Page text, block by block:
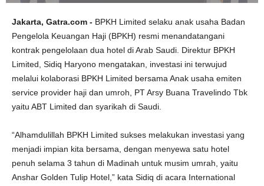
Jakarta, Gatra.com - BPKH Limited selaku anak usaha Badan
Pengelola Keuangan Haji (BPKH) resmi menandatangani
kontrak pengelolaan dua hotel di Arab Saudi. Direktur BPKH
Limited, Sidiq Haryono mengatakan, investasi ini terwujud
melalui kolaborasi BPKH Limited bersama Anak usaha emiten
service provider haji dan umroh, PT Arsy Buana Travelindo Tbk
yaitu ABT Limited dan syarikah di Saudi.
“Alhamdulillah BPKH Limited sukses melakukan investasi yang
menjadi impian kita bersama, dengan menyewa satu hotel
penuh selama 3 tahun di Madinah untuk musim umrah, yaitu
Anshar Golden Tulip Hotel,” kata Sidiq di acara International